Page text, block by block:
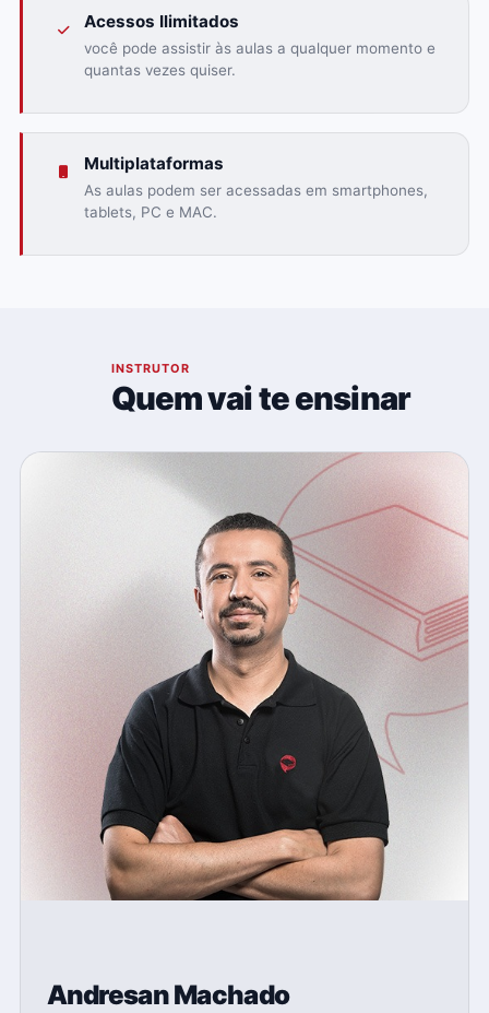
Acessos Ilimitados
você pode assistir às aulas a qualquer momento e
quantas vezes quiser.
Multiplataformas
As aulas podem ser acessadas em smartphones,
tablets, PC e MAC.
INSTRUTOR
Quem vai te ensinar
Andresan Machado